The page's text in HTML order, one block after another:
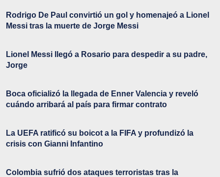
Rodrigo De Paul convirtió un gol y homenajeó a Lionel
Messi tras la muerte de Jorge Messi
Lionel Messi llegó a Rosario para despedir a su padre,
Jorge
Boca oficializó la llegada de Enner Valencia y reveló
cuándo arribará al país para firmar contrato
La UEFA ratificó su boicot a la FIFA y profundizó la
crisis con Gianni Infantino
Colombia sufrió dos ataques terroristas tras la